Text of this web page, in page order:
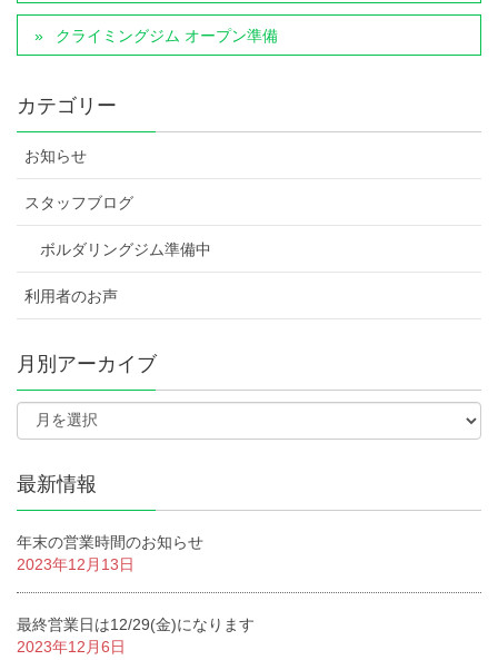
クライミングジム オープン準備
カテゴリー
お知らせ
スタッフブログ
ボルダリングジム準備中
利用者のお声
月別アーカイブ
最新情報
年末の営業時間のお知らせ
2023年12月13日
最終営業日は12/29(金)になります
2023年12月6日